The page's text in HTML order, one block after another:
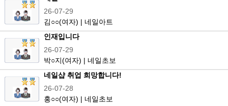
26-07-29
김○○(여자) | 네일아트
인재입니다
26-07-29
박○지(여자) | 네일초보
네일샵 취업 희망합니다!
26-07-28
홍○○(여자) | 네일초보